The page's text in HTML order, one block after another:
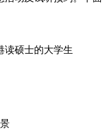
读硕士的大学生